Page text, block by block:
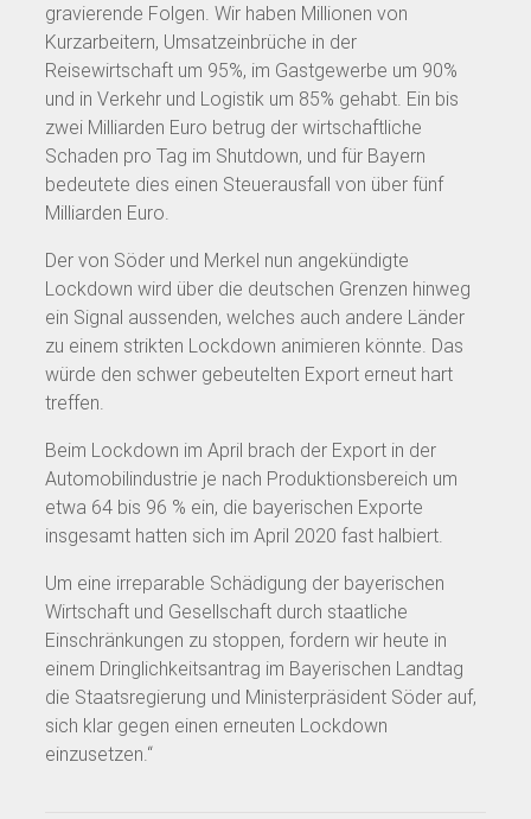
gravierende Folgen. Wir haben Millionen von
Kurzarbeitern, Umsatzeinbrüche in der
Reisewirtschaft um 95%, im Gastgewerbe um 90%
und in Verkehr und Logistik um 85% gehabt. Ein bis
zwei Milliarden Euro betrug der wirtschaftliche
Schaden pro Tag im Shutdown, und für Bayern
bedeutete dies einen Steuerausfall von über fünf
Milliarden Euro.
Der von Söder und Merkel nun angekündigte
Lockdown wird über die deutschen Grenzen hinweg
ein Signal aussenden, welches auch andere Länder
zu einem strikten Lockdown animieren könnte. Das
würde den schwer gebeutelten Export erneut hart
treffen.
Beim Lockdown im April brach der Export in der
Automobilindustrie je nach Produktionsbereich um
etwa 64 bis 96 % ein, die bayerischen Exporte
insgesamt hatten sich im April 2020 fast halbiert.
Um eine irreparable Schädigung der bayerischen
Wirtschaft und Gesellschaft durch staatliche
Einschränkungen zu stoppen, fordern wir heute in
einem Dringlichkeitsantrag im Bayerischen Landtag
die Staatsregierung und Ministerpräsident Söder auf,
sich klar gegen einen erneuten Lockdown
einzusetzen.“